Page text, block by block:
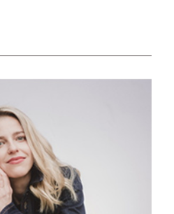
tot wereldpremière.